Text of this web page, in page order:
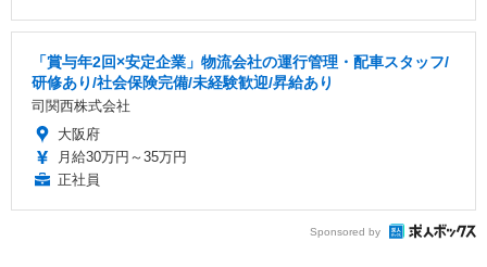
「賞与年2回×安定企業」物流会社の運行管理・配車スタッフ/
研修あり/社会保険完備/未経験歓迎/昇給あり
司関西株式会社
大阪府
月給30万円～35万円
正社員
Sponsored by